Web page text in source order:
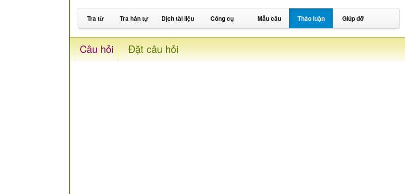
Tra từ Tra hán tự Dịch tài liệu Công cụ Mẫu câu Thảo luận Giúp đỡ
Câu hỏi Đặt câu hỏi